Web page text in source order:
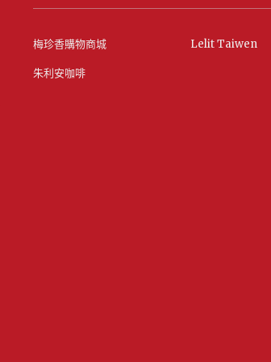
梅珍香購物商城 Lelit Taiwen
朱利安咖啡